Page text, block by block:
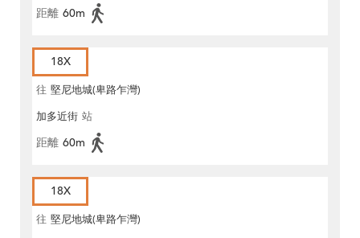
距離 60m
18X
往 堅尼地城(卑路乍灣)
加多近街 站
距離 60m
18X
往 堅尼地城(卑路乍灣)